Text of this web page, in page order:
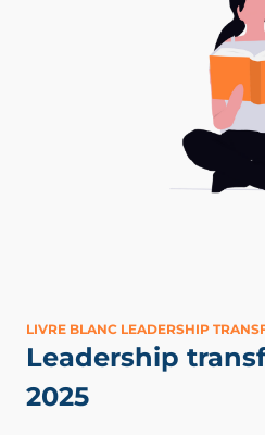
LIVRE BLANC LEADERSHIP
Leadership
2025